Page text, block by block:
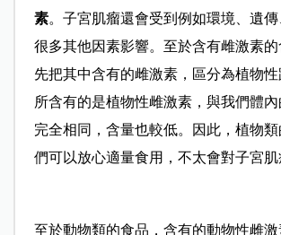
素。子宮肌瘤還會受到例如環境、遺
很多其他因素影響。至於含有雌激素
先把其中含有的雌激素，區分為植物
所含有的是植物性雌激素，與我們體
完全相同，含量也較低。因此，植物
們可以放心適量食用，不太會對子宮肌
至於動物類的食品，含有的動物性雌